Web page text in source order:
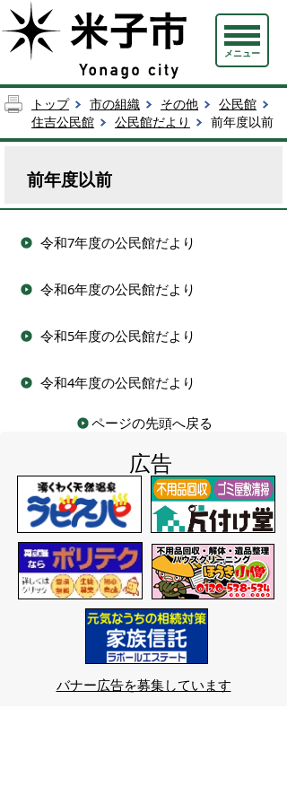
メニュー
トップ 市の組織 その他
公民館
住吉公民館
公民館だより 前年度以前
前年度以前
令和7年度の公民館だより
令和6年度の公民館だより
令和5年度の公民館だより
令和4年度の公民館だより
ページの先頭へ戻る
広告
バナー広告を募集しています